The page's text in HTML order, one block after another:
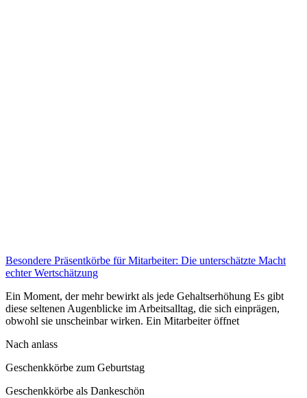
Besondere Präsentkörbe für Mitarbeiter: Die unterschätzte Macht
echter Wertschätzung
Ein Moment, der mehr bewirkt als jede Gehaltserhöhung Es gibt
diese seltenen Augenblicke im Arbeitsalltag, die sich einprägen,
obwohl sie unscheinbar wirken. Ein Mitarbeiter öffnet
Nach anlass
Geschenkkörbe zum Geburtstag
Geschenkkörbe als Dankeschön